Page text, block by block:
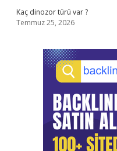
Kaç dinozor türü var ?
Temmuz 25, 2026